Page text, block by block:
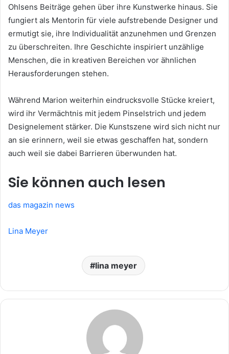
Ohlsens Beiträge gehen über ihre Kunstwerke hinaus. Sie
fungiert als Mentorin für viele aufstrebende Designer und
ermutigt sie, ihre Individualität anzunehmen und Grenzen
zu überschreiten. Ihre Geschichte inspiriert unzählige
Menschen, die in kreativen Bereichen vor ähnlichen
Herausforderungen stehen.
Während Marion weiterhin eindrucksvolle Stücke kreiert,
wird ihr Vermächtnis mit jedem Pinselstrich und jedem
Designelement stärker. Die Kunstszene wird sich nicht nur
an sie erinnern, weil sie etwas geschaffen hat, sondern
auch weil sie dabei Barrieren überwunden hat.
Sie können auch lesen
das magazin news
Lina Meyer
lina meyer